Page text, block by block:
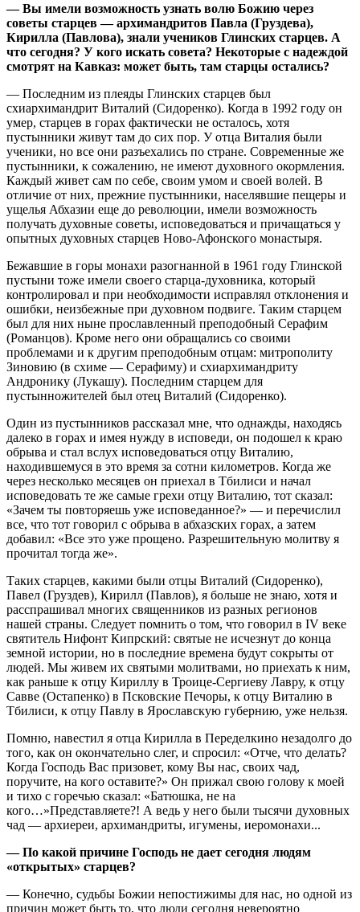
— Вы имели возможность узнать волю Божию через
советы старцев — архимандритов Павла (Груздева),
Кирилла (Павлова), знали учеников Глинских старцев. А
что сегодня? У кого искать совета? Некоторые с надеждой
смотрят на Кавказ: может быть, там старцы остались?
— Последним из плеяды Глинских старцев был
схиархимандрит Виталий (Сидоренко). Когда в 1992 году он
умер, старцев в горах фактически не осталось, хотя
пустынники живут там до сих пор. У отца Виталия были
ученики, но все они разъехались по стране. Современные же
пустынники, к сожалению, не имеют духовного окормления.
Каждый живет сам по себе, своим умом и своей волей. В
отличие от них, прежние пустынники, населявшие пещеры и
ущелья Абхазии еще до революции, имели возможность
получать духовные советы, исповедоваться и причащаться у
опытных духовных старцев Ново-Афонского монастыря.
Бежавшие в горы монахи разогнанной в 1961 году Глинской
пустыни тоже имели своего старца-духовника, который
контролировал и при необходимости исправлял отклонения и
ошибки, неизбежные при духовном подвиге. Таким старцем
был для них ныне прославленный преподобный Серафим
(Романцов). Кроме него они обращались со своими
проблемами и к другим преподобным отцам: митрополиту
Зиновию (в схиме — Серафиму) и схиархимандриту
Андронику (Лукашу). Последним старцем для
пустынножителей был отец Виталий (Сидоренко).
Один из пустынников рассказал мне, что однажды, находясь
далеко в горах и имея нужду в исповеди, он подошел к краю
обрыва и стал вслух исповедоваться отцу Виталию,
находившемуся в это время за сотни километров. Когда же
через несколько месяцев он приехал в Тбилиси и начал
исповедовать те же самые грехи отцу Виталию, тот сказал:
«Зачем ты повторяешь уже исповеданное?» — и перечислил
все, что тот говорил с обрыва в абхазских горах, а затем
добавил: «Все это уже прощено. Разрешительную молитву я
прочитал тогда же».
Таких старцев, какими были отцы Виталий (Сидоренко),
Павел (Груздев), Кирилл (Павлов), я больше не знаю, хотя и
расспрашивал многих священников из разных регионов
нашей страны. Следует помнить о том, что говорил в IV веке
святитель Нифонт Кипрский: святые не исчезнут до конца
земной истории, но в последние времена будут сокрыты от
людей. Мы живем их святыми молитвами, но приехать к ним,
как раньше к отцу Кириллу в Троице-Сергиеву Лавру, к отцу
Савве (Остапенко) в Псковские Печоры, к отцу Виталию в
Тбилиси, к отцу Павлу в Ярославскую губернию, уже нельзя.
Помню, навестил я отца Кирилла в Переделкино незадолго до
того, как он окончательно слег, и спросил: «Отче, что делать?
Когда Господь Вас призовет, кому Вы нас, своих чад,
поручите, на кого оставите?» Он прижал свою голову к моей
и тихо с горечью сказал: «Батюшка, не на
кого…»Представляете?! А ведь у него были тысячи духовных
чад — архиереи, архимандриты, игумены, иеромонахи...
— По какой причине Господь не дает сегодня людям
«открытых» старцев?
— Конечно, судьбы Божии непостижимы для нас, но одной из
причин может быть то, что люди сегодня невероятно